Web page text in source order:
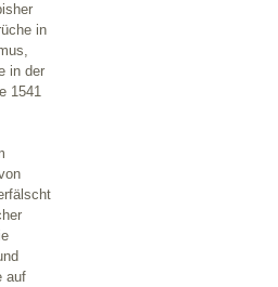
in
in der
1541
auf